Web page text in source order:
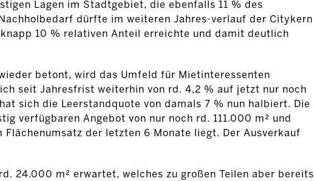
Lagen im Stadtgebiet, die ebenfalls 11 % des
dürfte im weiteren Jahres-verlauf der Citykern
10 % relativen Anteil erreichte und damit deutlich
betont, wird das Umfeld für Mietinteressenten
seit Jahresfrist weiterhin von rd. 4,2 % auf jetzt nur noch
sich die Leerstandquote von damals 7 % nun halbiert. Die
verfügbaren Angebot von nur noch rd. 111.000 m² und
der letzten 6 Monate liegt. Der Ausverkauf
24.000 m² erwartet, welches zu großen Teilen aber bereits